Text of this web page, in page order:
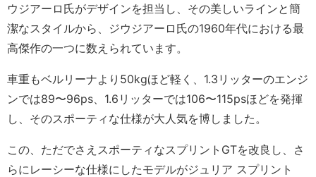
ウジアーロ氏がデザインを担当し、その美しいラインと簡
潔なスタイルから、ジウジアーロ氏の1960年代における最
高傑作の一つに数えられています。
車重もベルリーナより50kgほど軽く、1.3リッターのエンジ
ンでは89〜96ps、1.6リッターでは106〜115psほどを発揮
し、そのスポーティな仕様が大人気を博しました。
この、ただでさえスポーティなスプリントGTを改良し、さ
らにレーシーな仕様にしたモデルがジュリア スプリント